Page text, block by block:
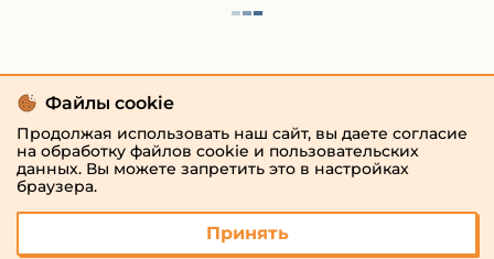
Файлы cookie
Продолжая использовать наш сайт, вы даете согласие
на обработку файлов cookie и пользовательских
данных. Вы можете запретить это в настройках
браузера.
Принять